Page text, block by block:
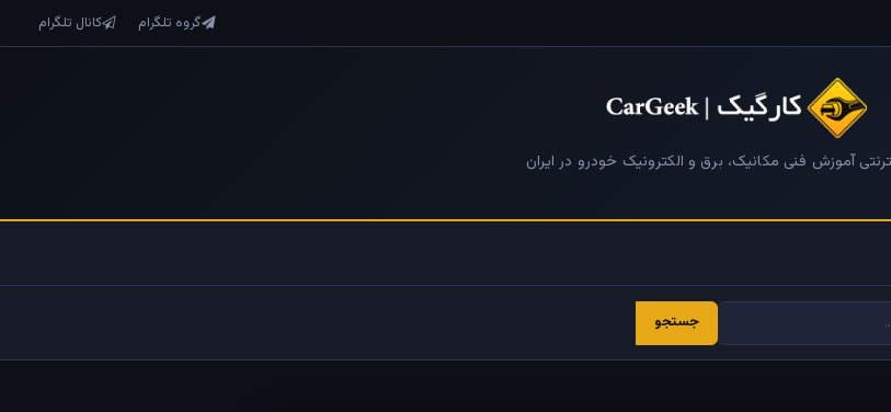
گروه تلگرام کانال تلگرام
آموزش فنی مکانیک، برق و الکترونیک خودرو در ایران
جستجو